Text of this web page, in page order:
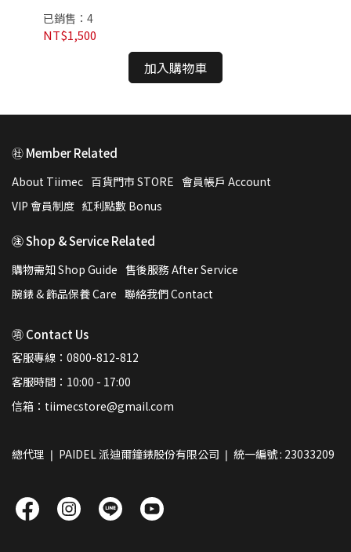
已銷售：4
NT$1,500
加入購物車
㊓ Member Related
About Tiimec 百貨門市 STORE 會員帳戶 Account
VIP 會員制度 紅利點數 Bonus
㊟ Shop & Service Related
購物需知 Shop Guide 售後服務 After Service
腕錶 & 飾品保養 Care 聯絡我們 Contact
㊠ Contact Us
客服專線：0800-812-812
客服時間：10:00 - 17:00
信箱：tiimecstore@gmail.com
總代理 ❘ PAIDEL 派迪爾鐘錶股份有限公司 ❘ 統一編號 : 23033209